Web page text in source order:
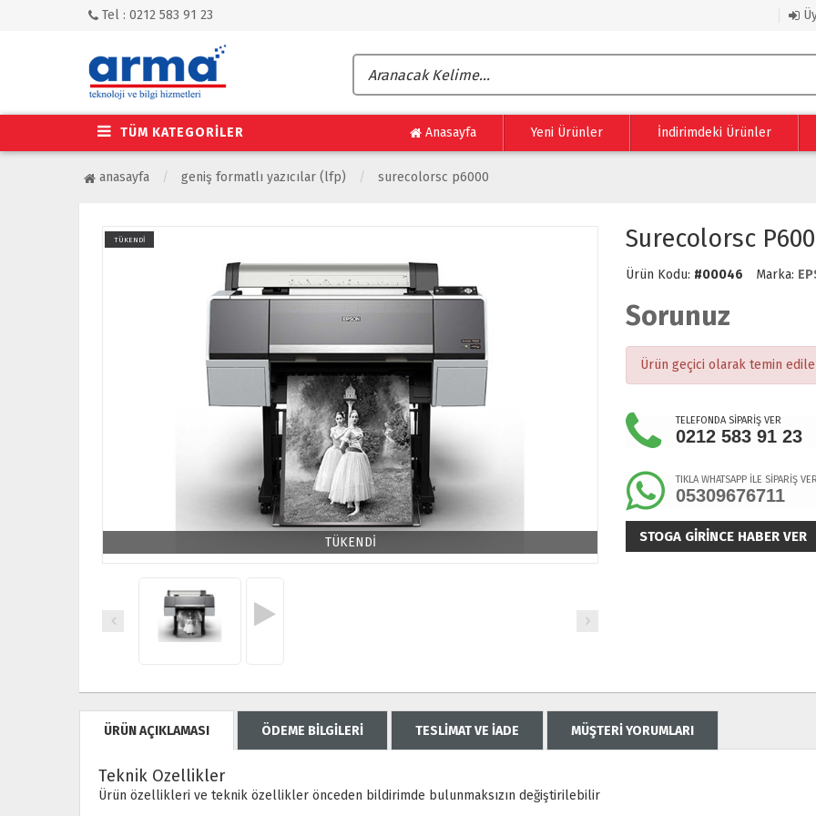
Tel : 0212 583 91 23
TÜM KATEGORİLER Anasayfa Yeni Ürünler İndirimdeki Ürünler
anasayfa geniş formatlı yazıcılar (lfp) surecolorsc p6000
TÜKENDİ
TÜKENDİ
Surecolorsc
Ürün Kodu: #00046 Marka:
Sorunuz
Ürün geçici olarak temin
TELEFONDA SİPARİŞ VER
0212 583 91 23
TIKLA WHATSAPP İLE SİPARİŞ
05309676711
STOGA GIRINCE HABER VER
ÜRÜN AÇIKLAMASI ÖDEME BİLGİLERİ TESLİMAT VE İADE MÜŞTERİ YORUMLARI
Teknik Özellikler
Ürün özellikleri ve teknik özellikler önceden bildirimde bulunmaksızın değiştirilebilir